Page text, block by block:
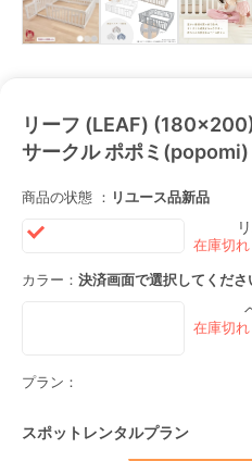
リーフ (LEAF)
サークル ポポミ(popomi)
商品の状態 ： リユース品新品
カラー： 決済画面で選択してくださ
プラン：
スポットレンタルプラン